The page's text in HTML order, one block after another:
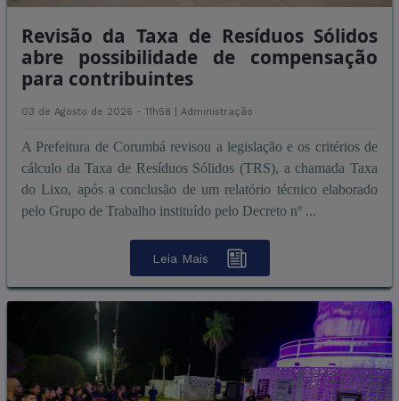
Revisão da Taxa de Resíduos Sólidos
abre possibilidade de compensação
para contribuintes
03 de Agosto de 2026 - 11h58 | Administração
A Prefeitura de Corumbá revisou a legislação e os critérios de
cálculo da Taxa de Resíduos Sólidos (TRS), a chamada Taxa
do Lixo, após a conclusão de um relatório técnico elaborado
pelo Grupo de Trabalho instituído pelo Decreto nº ...
Leia Mais